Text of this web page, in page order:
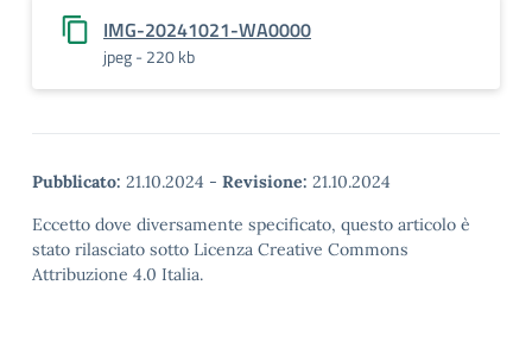
IMG-20241021-WA0000
jpeg - 220 kb
Pubblicato: 21.10.2024 - Revisione: 21.10.2024
Eccetto dove diversamente specificato, questo articolo è
stato rilasciato sotto Licenza Creative Commons
Attribuzione 4.0 Italia.